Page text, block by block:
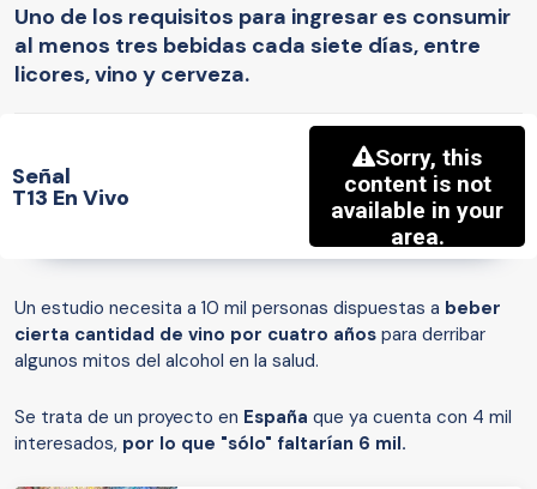
Uno de los requisitos para ingresar es consumir
al menos tres bebidas cada siete días, entre
licores, vino y cerveza.
Señal
T13 En Vivo
Un estudio necesita a 10 mil personas dispuestas a beber
cierta cantidad de vino por cuatro años para derribar
algunos mitos del alcohol en la salud.
Se trata de un proyecto en España que ya cuenta con 4 mil
interesados, por lo que "sólo" faltarían 6 mil.